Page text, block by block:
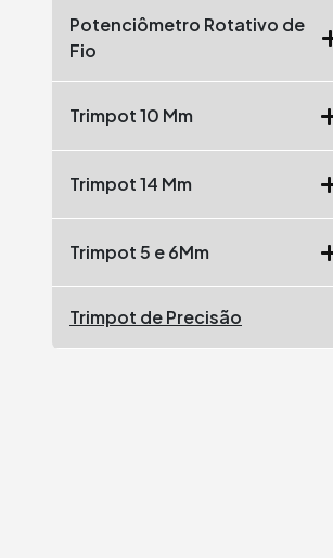
Potenciômetro Rotativo de
Fio
Trimpot 10 Mm
Trimpot 14 Mm
Trimpot 5 e 6Mm
Trimpot de Precisão